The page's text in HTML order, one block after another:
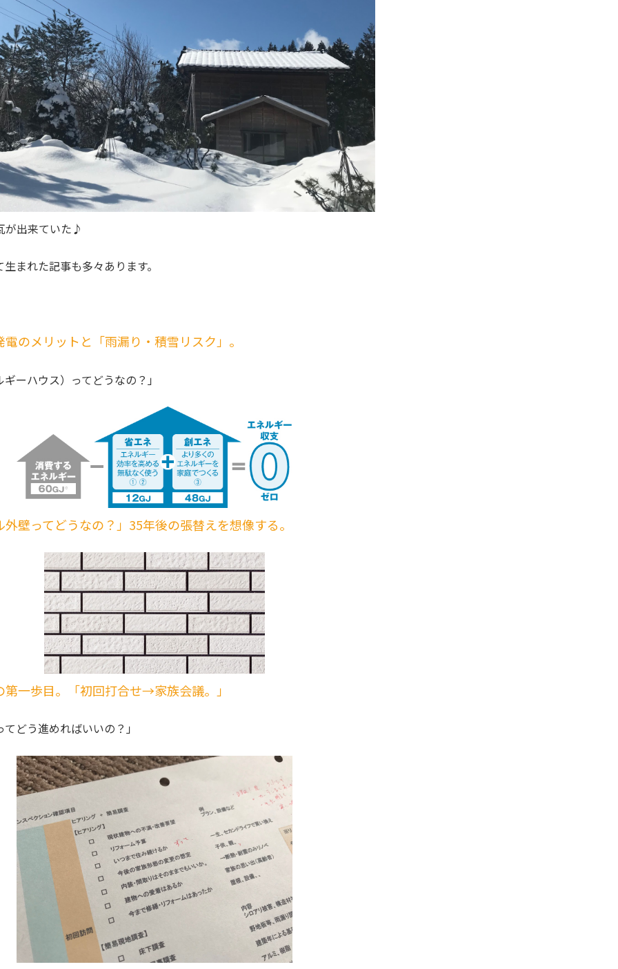
が出来ていた♪
まれた記事も多々あります。
電のメリットと「雨漏り・積雪リスク」。
ギーハウス）ってどうなの？」
外壁ってどうなの？」35年後の張替えを想像する。
第一歩目。「初回打合せ→家族会議。」
てどう進めればいいの？」